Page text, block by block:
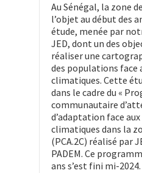
Au Sénégal, la zone
l’objet au début des
étude, menée par
JED, dont un des
réaliser une
des populations face
climatiques. Cette
dans le cadre du «
communautaire
d’adaptation face
climatiques dans la
(PCA.2C) réalisé par
PADEM. Ce
ans s’est fini mi-2024.